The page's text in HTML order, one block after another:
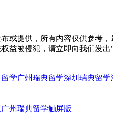
或提供，所有内容仅供参考
益被侵犯，请立即向我们发
留学广州瑞典留学深圳瑞典留学
广州瑞典留学触屏版